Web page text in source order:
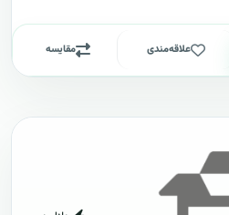
علاقه‌مندی مقایسه